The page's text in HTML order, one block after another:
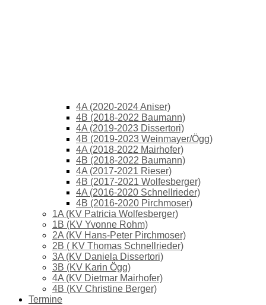
4A (2020-2024 Aniser)
4B (2018-2022 Baumann)
4A (2019-2023 Dissertori)
4B (2019-2023 Weinmayer/Ögg)
4A (2018-2022 Mairhofer)
4B (2018-2022 Baumann)
4A (2017-2021 Rieser)
4B (2017-2021 Wolfesberger)
4A (2016-2020 Schnellrieder)
4B (2016-2020 Pirchmoser)
1A (KV Patricia Wolfesberger)
1B (KV Yvonne Rohm)
2A (KV Hans-Peter Pirchmoser)
2B ( KV Thomas Schnellrieder)
3A (KV Daniela Dissertori)
3B (KV Karin Ögg)
4A (KV Dietmar Mairhofer)
4B (KV Christine Berger)
Termine